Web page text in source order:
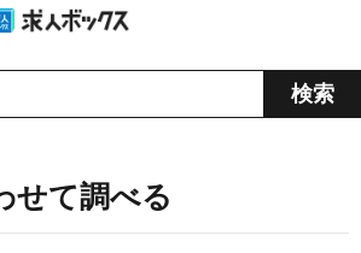
せて調べる